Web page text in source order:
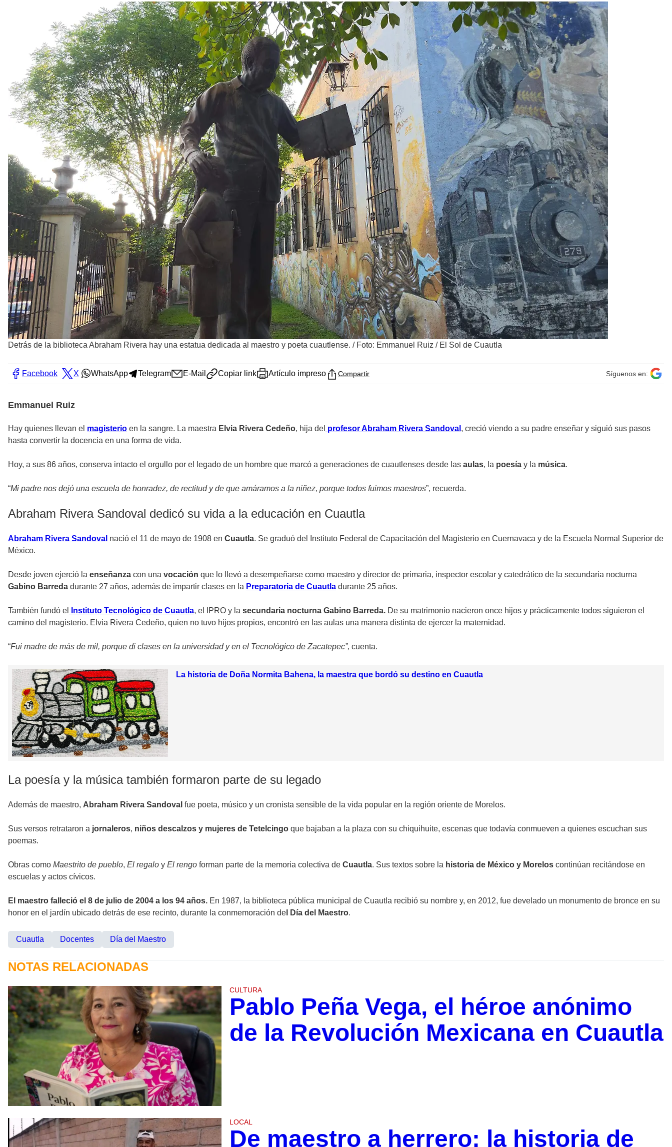
Detrás de la biblioteca Abraham Rivera hay una estatua dedicada al maestro y poeta cuautlense. / Foto: Emmanuel Ruiz / El Sol de Cuautla
Facebook X WhatsApp Telegram E-Mail Copiar link Artículo impreso Compartir Síguenos en:
Emmanuel Ruiz
Hay quienes llevan el magisterio en la sangre. La maestra Elvia Rivera Cedeño, hija del profesor Abraham Rivera Sandoval , creció viendo a su padre enseñar y siguió sus pasos
hasta convertir la docencia en una forma de vida.
Hoy, a sus 86 años, conserva intacto el orgullo por el legado de un hombre que marcó a generaciones de cuautlenses desde las aulas, la poesía y la música.
“Mi padre nos dejó una escuela de honradez, de rectitud y de que amáramos a la niñez, porque todos fuimos maestros”, recuerda.
Abraham Rivera Sandoval dedicó su vida a la educación en Cuautla
Abraham Rivera Sandoval nació el 11 de mayo de 1908 en Cuautla. Se graduó del Instituto Federal de Capacitación del Magisterio en Cuernavaca y de la Escuela Normal Superior de
México.
Desde joven ejerció la enseñanza con una vocación que lo llevó a desempeñarse como maestro y director de primaria, inspector escolar y catedrático de la secundaria nocturna
Gabino Barreda durante 27 años, además de impartir clases en la Preparatoria de Cuautla durante 25 años.
También fundó el Instituto Tecnológico de Cuautla, el IPRO y la secundaria nocturna Gabino Barreda. De su matrimonio nacieron once hijos y prácticamente todos siguieron el
camino del magisterio. Elvia Rivera Cedeño, quien no tuvo hijos propios, encontró en las aulas una manera distinta de ejercer la maternidad.
“Fui madre de más de mil, porque di clases en la universidad y en el Tecnológico de Zacatepec”, cuenta.
La historia de Doña Normita Bahena, la maestra que bordó su destino en Cuautla
La poesía y la música también formaron parte de su legado
Además de maestro, Abraham Rivera Sandoval fue poeta, músico y un cronista sensible de la vida popular en la región oriente de Morelos.
Sus versos retrataron a jornaleros, niños descalzos y mujeres de Tetelcingo que bajaban a la plaza con su chiquihuite, escenas que todavía conmueven a quienes escuchan sus
poemas.
Obras como Maestrito de pueblo, El regalo y El rengo forman parte de la memoria colectiva de Cuautla. Sus textos sobre la historia de México y Morelos continúan recitándose en
escuelas y actos cívicos.
El maestro falleció el 8 de julio de 2004 a los 94 años. En 1987, la biblioteca pública municipal de Cuautla recibió su nombre y, en 2012, fue develado un monumento de bronce en su
honor en el jardín ubicado detrás de ese recinto, durante la conmemoración de l Día del Maestro.
Cuautla Docentes Día del Maestro
NOTAS RELACIONADAS
CULTURA
Pablo Peña Vega, el héroe anónimo
de la Revolución Mexicana en Cuautla
LOCAL
De maestro a herrero: la historia de